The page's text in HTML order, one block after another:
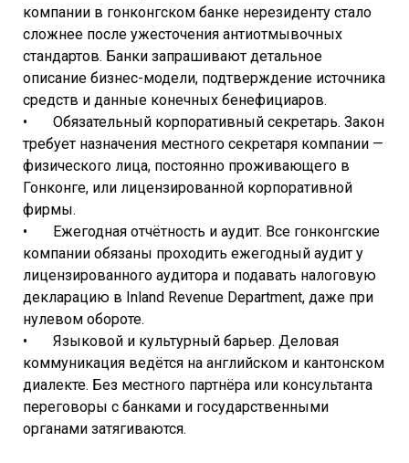
компании в гонконгском банке нерезиденту стало
сложнее после ужесточения антиотмывочных
стандартов. Банки запрашивают детальное
описание бизнес-модели, подтверждение источника
средств и данные конечных бенефициаров.
• Обязательный корпоративный секретарь. Закон
требует назначения местного секретаря компании —
физического лица, постоянно проживающего в
Гонконге, или лицензированной корпоративной
фирмы.
• Ежегодная отчётность и аудит. Все гонконгские
компании обязаны проходить ежегодный аудит у
лицензированного аудитора и подавать налоговую
декларацию в Inland Revenue Department, даже при
нулевом обороте.
• Языковой и культурный барьер. Деловая
коммуникация ведётся на английском и кантонском
диалекте. Без местного партнёра или консультанта
переговоры с банками и государственными
органами затягиваются.